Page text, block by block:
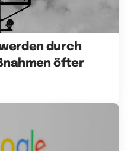
durch
öfter